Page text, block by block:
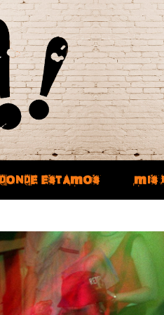
DONDE ESTAMOS MIS